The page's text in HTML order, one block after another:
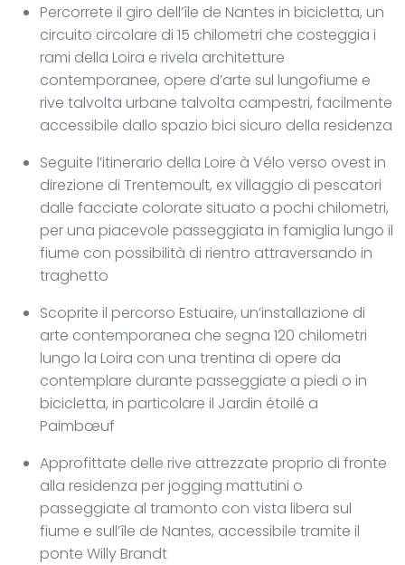
Percorrete il giro dell’île de Nantes in bicicletta, un
circuito circolare di 15 chilometri che costeggia i
rami della Loira e rivela architetture
contemporanee, opere d’arte sul lungofiume e
rive talvolta urbane talvolta campestri, facilmente
accessibile dallo spazio bici sicuro della residenza
Seguite l’itinerario della Loire à Vélo verso ovest in
direzione di Trentemoult, ex villaggio di pescatori
dalle facciate colorate situato a pochi chilometri,
per una piacevole passeggiata in famiglia lungo il
fiume con possibilità di rientro attraversando in
traghetto
Scoprite il percorso Estuaire, un’installazione di
arte contemporanea che segna 120 chilometri
lungo la Loira con una trentina di opere da
contemplare durante passeggiate a piedi o in
bicicletta, in particolare il Jardin étoilé a
Paimbœuf
Approfittate delle rive attrezzate proprio di fronte
alla residenza per jogging mattutini o
passeggiate al tramonto con vista libera sul
fiume e sull’île de Nantes, accessibile tramite il
ponte Willy Brandt